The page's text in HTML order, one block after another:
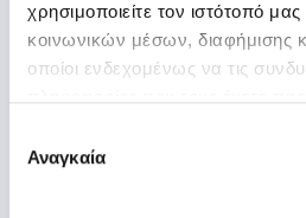
χρησιμοποιείτε τον ιστότοπό
κοινωνικών μέσων, διαφήμισης
οποίοι ενδεχομένως να τις
των υπηρεσιών τους.
συγκατάθεσης
Αναγκαία
Αγορά Συνδρομής